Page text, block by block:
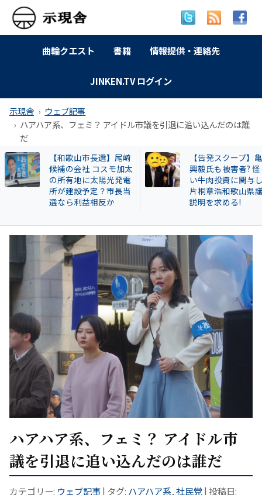
曲輪クエスト 書籍 情報提供・連絡先
JINKEN.TV ログイン
示現舎
ウェブ記事
ハアハア系、フェミ？ アイドル市議を引退に追い込んだのは誰
だ
【告発スクープ】亀田
興毅氏も被害者? 怪し
い牛肉投資に関与した
片桐章浩和歌山県議に
説明を求める!
【岐南町】セクハ
動その後 議員全員
〝謎ルール〟導入
会は混乱！現町長
撃すると…
ハアハア系、フェミ？ アイドル市
議を引退に追い込んだのは誰だ
カテゴリー: ウェブ記事| タグ: ハアハア系,社民党| 投稿日: